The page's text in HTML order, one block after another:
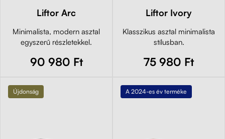
Liftor Arc
Minimalista, modern asztal
egyszerű részletekkel.
90 980 Ft
Liftor Ivory
Klasszikus asztal minimalista
stílusban.
75 980 Ft
Újdonság A 2024-es év terméke